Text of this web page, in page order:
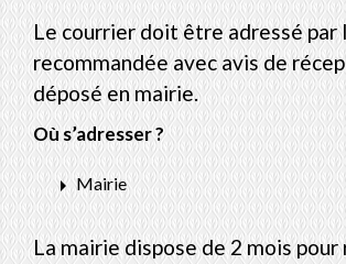
Le courrier doit être adressé
recommandée avec avis de
déposé en mairie.
Où s’adresser ?
arrow_rightMairie
La mairie dispose de 2 mois pour